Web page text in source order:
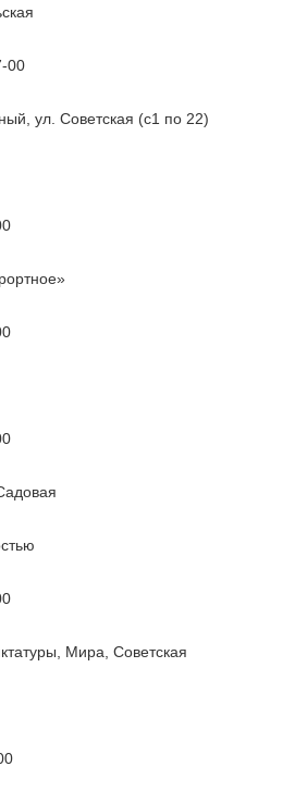
00
ул. Советская (с1 по 22)
Мира, Советская